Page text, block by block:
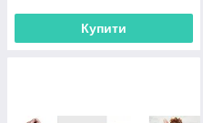
Купити